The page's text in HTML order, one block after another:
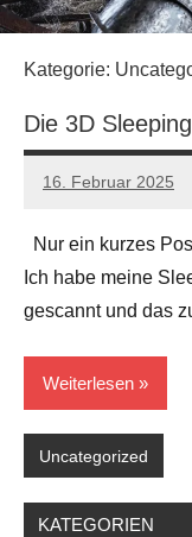
Kategorie:
Die 3D
16. Februar 2025
Alexis
Keine
Nur ein kurzes
Ich habe meine
gescannt und das
Weiterlesen
Uncategorized
KATEGORIEN